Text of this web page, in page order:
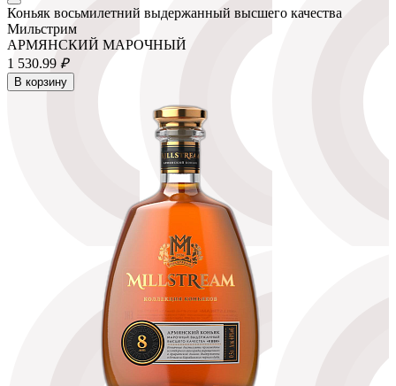
Коньяк восьмилетний выдержанный высшего качества
Мильстрим
АРМЯНСКИЙ МАРОЧНЫЙ
1 530.99 ₽
В корзину